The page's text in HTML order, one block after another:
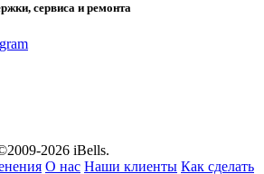
сервиса и ремонта
2026 iBells.
О нас Наши клиенты Как сделать